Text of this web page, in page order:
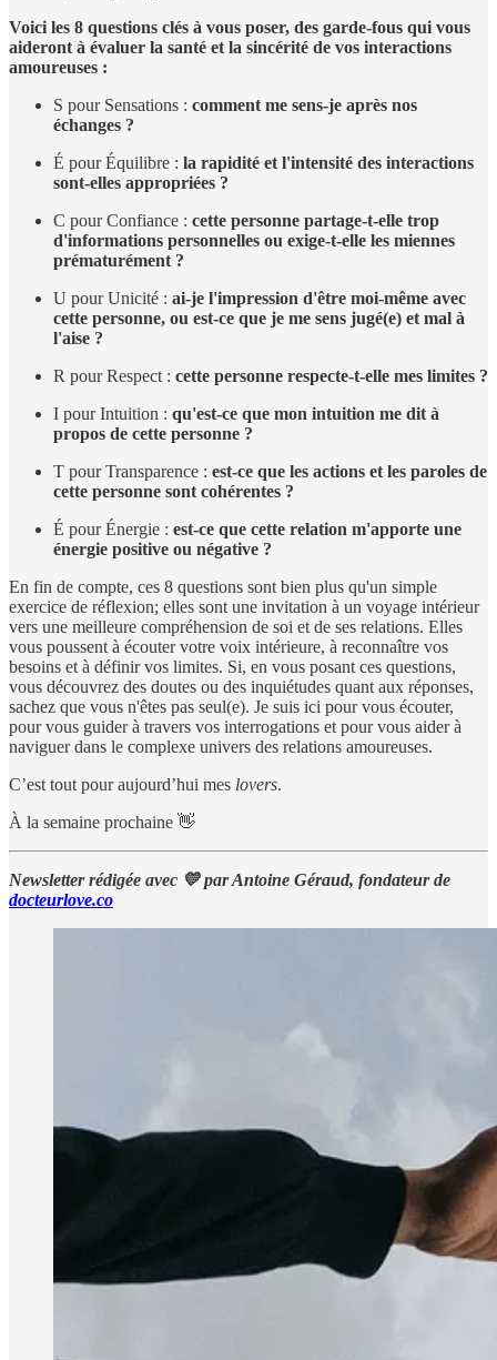
Voici les 8 questions clés à vous poser, des garde-fous qui vous
aideront à évaluer la santé et la sincérité de vos interactions
amoureuses :
S pour Sensations : comment me sens-je après nos
échanges ?
É pour Équilibre : la rapidité et l'intensité des interactions
sont-elles appropriées ?
C pour Confiance : cette personne partage-t-elle trop
d'informations personnelles ou exige-t-elle les miennes
prématurément ?
U pour Unicité : ai-je l'impression d'être moi-même avec
cette personne, ou est-ce que je me sens jugé(e) et mal à
l'aise ?
R pour Respect : cette personne respecte-t-elle mes limites ?
I pour Intuition : qu'est-ce que mon intuition me dit à
propos de cette personne ?
T pour Transparence : est-ce que les actions et les paroles de
cette personne sont cohérentes ?
É pour Énergie : est-ce que cette relation m'apporte une
énergie positive ou négative ?
En fin de compte, ces 8 questions sont bien plus qu'un simple
exercice de réflexion; elles sont une invitation à un voyage intérieur
vers une meilleure compréhension de soi et de ses relations. Elles
vous poussent à écouter votre voix intérieure, à reconnaître vos
besoins et à définir vos limites. Si, en vous posant ces questions,
vous découvrez des doutes ou des inquiétudes quant aux réponses,
sachez que vous n'êtes pas seul(e). Je suis ici pour vous écouter,
pour vous guider à travers vos interrogations et pour vous aider à
naviguer dans le complexe univers des relations amoureuses.
C’est tout pour aujourd’hui mes lovers.
À la semaine prochaine 👋
Newsletter rédigée avec 💛 par Antoine Géraud, fondateur de
docteurlove.co